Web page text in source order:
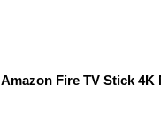
Amazon Fire TV Stick 4K